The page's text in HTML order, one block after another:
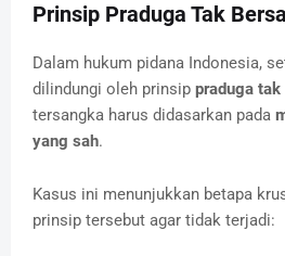
Prinsip Praduga Tak
Dalam hukum pidana Indonesia,
dilindungi oleh prinsip praduga tak
tersangka harus didasarkan pada
yang sah.
Kasus ini menunjukkan betapa
prinsip tersebut agar tidak terjadi: